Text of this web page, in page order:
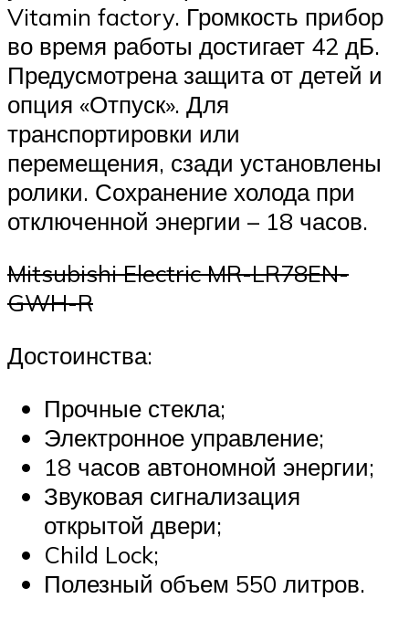
Vitamin factory. Громкость прибор
во время работы достигает 42 дБ.
Предусмотрена защита от детей и
опция «Отпуск». Для
транспортировки или
перемещения, сзади установлены
ролики. Сохранение холода при
отключенной энергии – 18 часов.
Mitsubishi Electric MR-LR78EN-
GWH-R
Достоинства:
Прочные стекла;
Электронное управление;
18 часов автономной энергии;
Звуковая сигнализация
открытой двери;
Child Lock;
Полезный объем 550 литров.